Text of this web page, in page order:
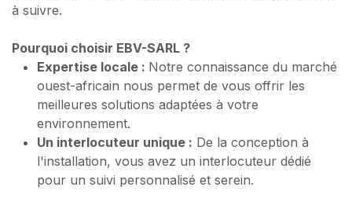
à suivre.
Pourquoi choisir EBV-SARL ?
Expertise locale : Notre connaissance du marché
ouest-africain nous permet de vous offrir les
meilleures solutions adaptées à votre
environnement.
Un interlocuteur unique : De la conception à
l'installation, vous avez un interlocuteur dédié
pour un suivi personnalisé et serein.